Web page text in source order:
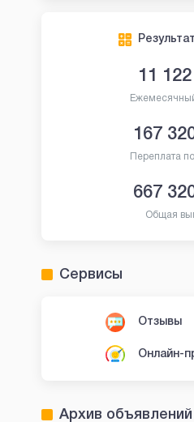
11 122
167
Переплата
667
Общая
Сервисы
Отзывы
Онлайн-
Архив объявлений